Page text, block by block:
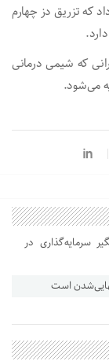
که تزریق دز چهارم
که شیمی درمانی
می‌شود.
اقتصادی پیگیر سرمایه‌گذاری در
است